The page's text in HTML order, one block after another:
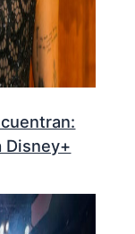
Disney+